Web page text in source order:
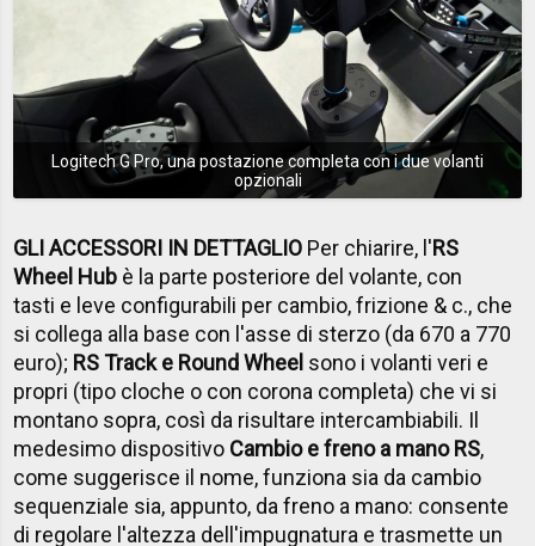
Logitech G Pro, una postazione completa con i due volanti
opzionali
GLI ACCESSORI IN DETTAGLIO Per chiarire, l'RS
Wheel Hub è la parte posteriore del volante, con
tasti e leve configurabili per cambio, frizione & c., che
si collega alla base con l'asse di sterzo (da 670 a 770
euro); RS Track e Round Wheel sono i volanti veri e
propri (tipo cloche o con corona completa) che vi si
montano sopra, così da risultare intercambiabili. Il
medesimo dispositivo Cambio e freno a mano RS,
come suggerisce il nome, funziona sia da cambio
sequenziale sia, appunto, da freno a mano: consente
di regolare l'altezza dell'impugnatura e trasmette un